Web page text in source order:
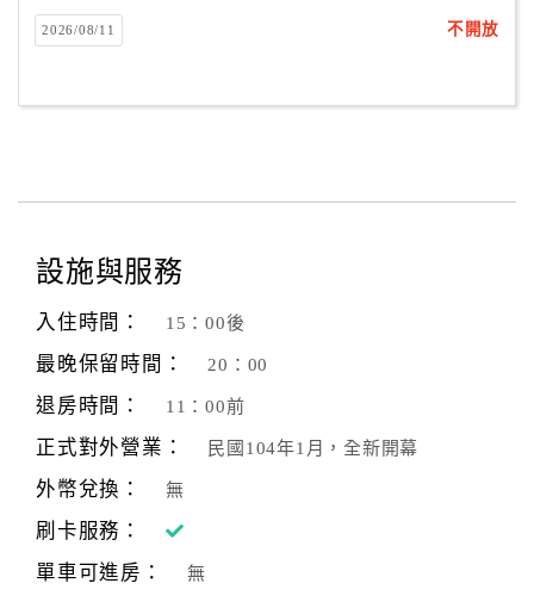
房
Q&A
請
款
據
作
提
2026/08/11 不開放
設施與服務
入住時間： 15：00後
最晚保留時間： 20：00
退房時間： 11：00前
正式對外營業： 民國104年1月，全新開幕
外幣兌換： 無
刷卡服務：
單車可進房：
無